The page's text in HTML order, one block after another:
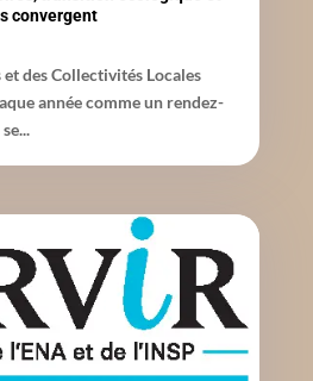
convergent
et des Collectivités Locales
année comme un rendez-